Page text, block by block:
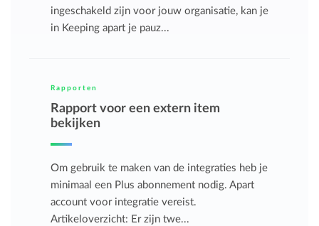
ingeschakeld zijn voor jouw organisatie, kan je
in Keeping apart je pauz...
Rapporten
Rapport voor een extern item
bekijken
Om gebruik te maken van de integraties heb je
minimaal een Plus abonnement nodig. Apart
account voor integratie vereist.
Artikeloverzicht: Er zijn twe...